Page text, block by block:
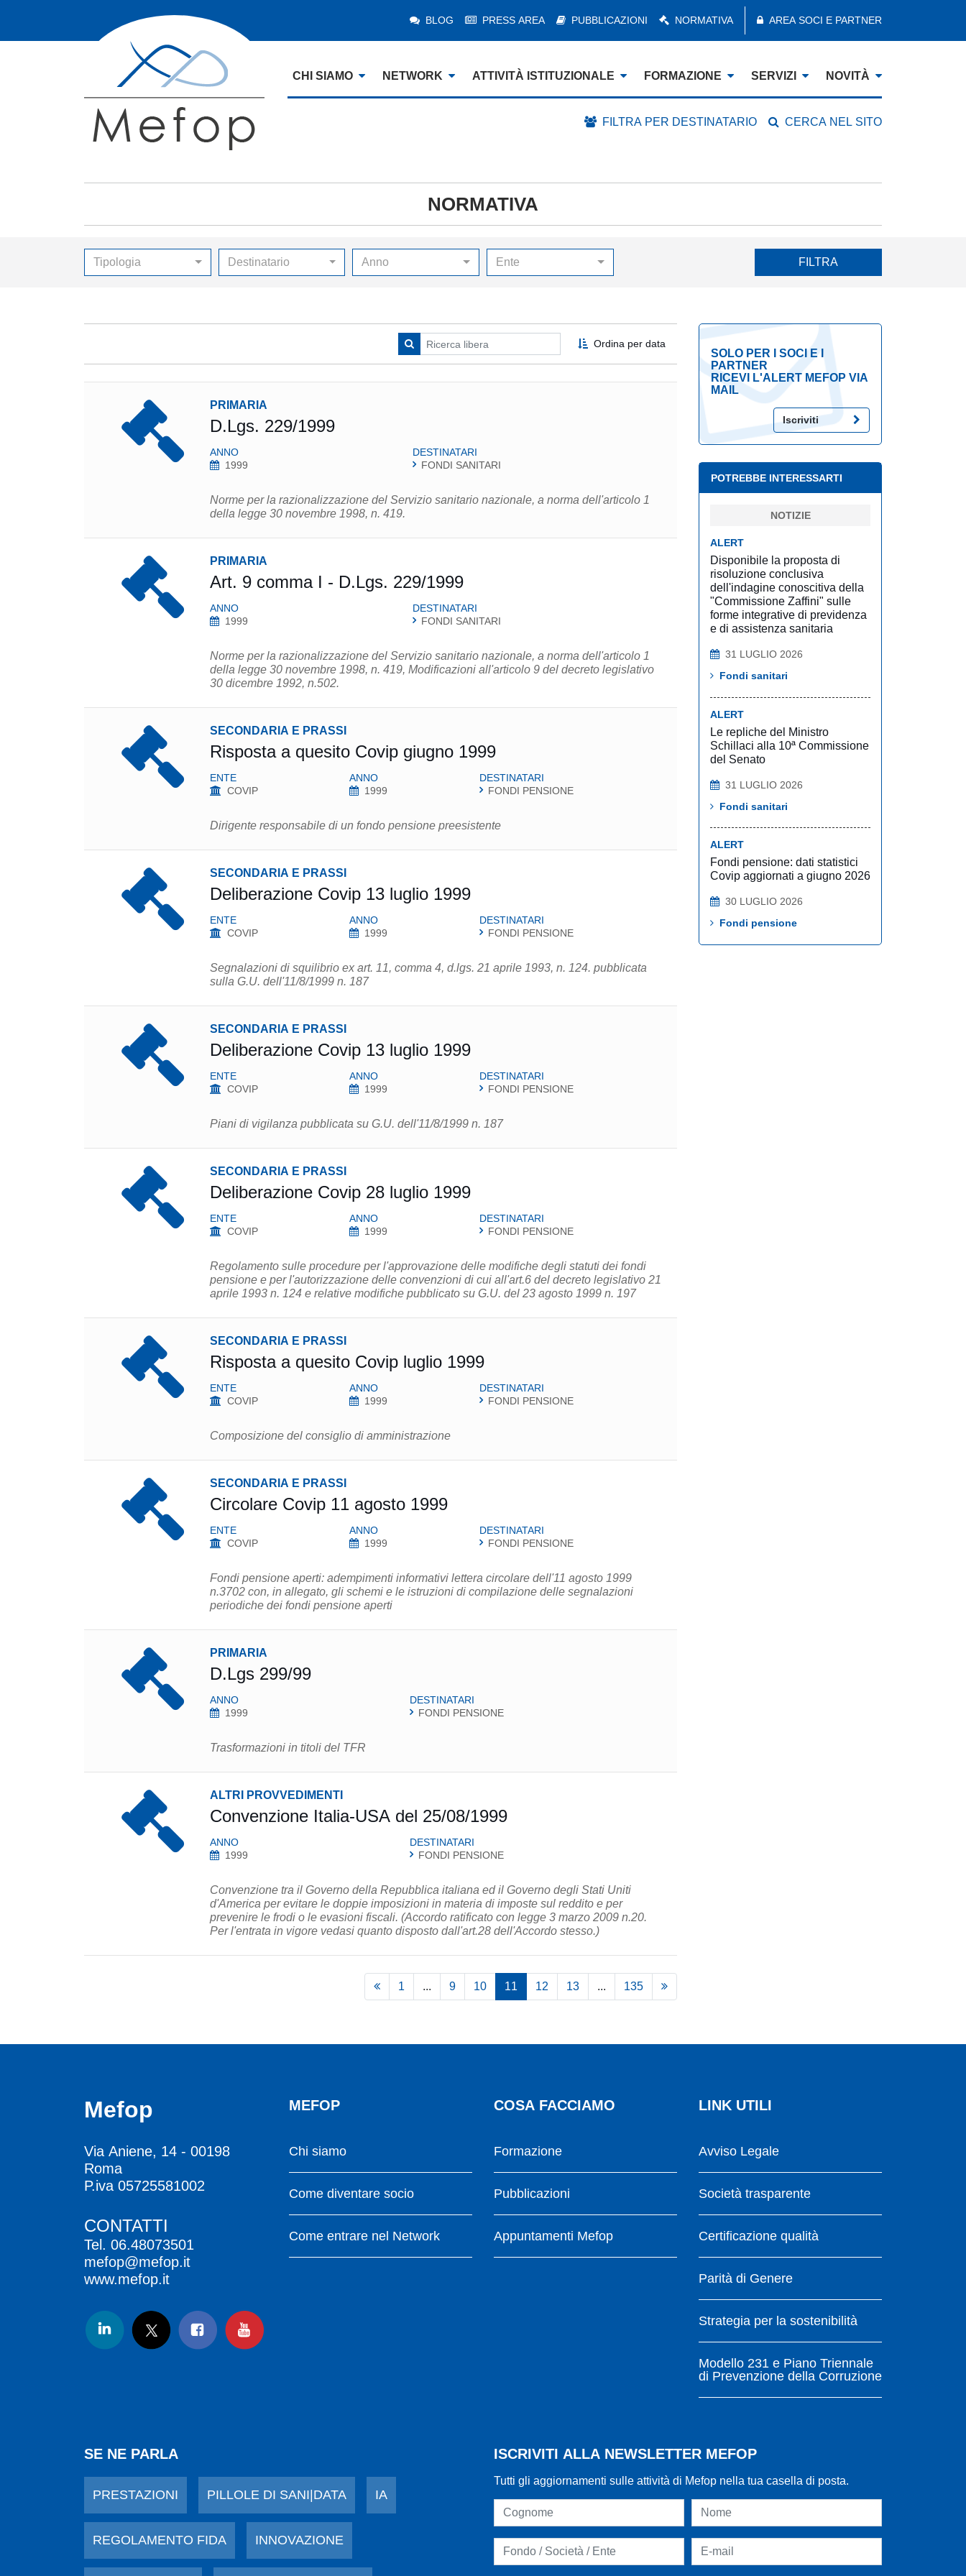
BLOG PRESS AREA PUBBLICAZIONI NORMATIVA AREA SOCI E PARTNER
CHI SIAMO NETWORK ATTIVITÀ ISTITUZIONALE FORMAZIONE SERVIZI NOVITÀ
FILTRA PER DESTINATARIO CERCA NEL SITO
NORMATIVA
Tipologia Destinatario Anno Ente FILTRA
Ordina per data
PRIMARIA
D.Lgs. 229/1999
ANNO
1999
DESTINATARI
FONDI SANITARI
Norme per la razionalizzazione del Servizio sanitario nazionale, a norma dell'articolo 1
della legge 30 novembre 1998, n. 419.
PRIMARIA
Art. 9 comma I - D.Lgs. 229/1999
ANNO
1999
DESTINATARI
FONDI SANITARI
Norme per la razionalizzazione del Servizio sanitario nazionale, a norma dell'articolo 1
della legge 30 novembre 1998, n. 419, Modificazioni all'articolo 9 del decreto legislativo
30 dicembre 1992, n.502.
SECONDARIA E PRASSI
Risposta a quesito Covip giugno 1999
ENTE
COVIP
ANNO
1999
DESTINATARI
FONDI PENSIONE
Dirigente responsabile di un fondo pensione preesistente
SECONDARIA E PRASSI
Deliberazione Covip 13 luglio 1999
ENTE
COVIP
ANNO
1999
DESTINATARI
FONDI PENSIONE
Segnalazioni di squilibrio ex art. 11, comma 4, d.lgs. 21 aprile 1993, n. 124. pubblicata
sulla G.U. dell'11/8/1999 n. 187
SECONDARIA E PRASSI
Deliberazione Covip 13 luglio 1999
ENTE
COVIP
ANNO
1999
DESTINATARI
FONDI PENSIONE
Piani di vigilanza pubblicata su G.U. dell'11/8/1999 n. 187
SECONDARIA E PRASSI
Deliberazione Covip 28 luglio 1999
ENTE
COVIP
ANNO
1999
DESTINATARI
FONDI PENSIONE
Regolamento sulle procedure per l'approvazione delle modifiche degli statuti dei fondi
pensione e per l'autorizzazione delle convenzioni di cui all'art.6 del decreto legislativo 21
aprile 1993 n. 124 e relative modifiche pubblicato su G.U. del 23 agosto 1999 n. 197
SECONDARIA E PRASSI
Risposta a quesito Covip luglio 1999
ENTE
COVIP
ANNO
1999
DESTINATARI
FONDI PENSIONE
Composizione del consiglio di amministrazione
SECONDARIA E PRASSI
Circolare Covip 11 agosto 1999
ENTE
COVIP
ANNO
1999
DESTINATARI
FONDI PENSIONE
Fondi pensione aperti: adempimenti informativi lettera circolare dell'11 agosto 1999
n.3702 con, in allegato, gli schemi e le istruzioni di compilazione delle segnalazioni
periodiche dei fondi pensione aperti
PRIMARIA
D.Lgs 299/99
ANNO
1999
DESTINATARI
FONDI PENSIONE
Trasformazioni in titoli del TFR
ALTRI PROVVEDIMENTI
Convenzione Italia-USA del 25/08/1999
ANNO
1999
DESTINATARI
FONDI PENSIONE
Convenzione tra il Governo della Repubblica italiana ed il Governo degli Stati Uniti
d'America per evitare le doppie imposizioni in materia di imposte sul reddito e per
prevenire le frodi o le evasioni fiscali. (Accordo ratificato con legge 3 marzo 2009 n.20.
Per l'entrata in vigore vedasi quanto disposto dall'art.28 dell'Accordo stesso.)
1 ... 9 10 11 12 13 ... 135
SOLO PER I SOCI E I
PARTNER
RICEVI L'ALERT MEFOP VIA
MAIL
Iscriviti
POTREBBE INTERESSARTI
NOTIZIE
ALERT
Disponibile la proposta di
risoluzione conclusiva
dell'indagine conoscitiva della
"Commissione Zaffini" sulle
forme integrative di previdenza
e di assistenza sanitaria
31 LUGLIO 2026
Fondi sanitari
ALERT
Le repliche del Ministro
Schillaci alla 10ª Commissione
del Senato
31 LUGLIO 2026
Fondi sanitari
ALERT
Fondi pensione: dati statistici
Covip aggiornati a giugno 2026
30 LUGLIO 2026
Fondi pensione
Mefop
Via Aniene, 14 - 00198
Roma
P.iva 05725581002
CONTATTI
Tel. 06.48073501
mefop@mefop.it
www.mefop.it
MEFOP
Chi siamo
Come diventare socio
Come entrare nel Network
COSA FACCIAMO
Formazione
Pubblicazioni
Appuntamenti Mefop
LINK UTILI
Avviso Legale
Società trasparente
Certificazione qualità
Parità di Genere
Strategia per la sostenibilità
Modello 231 e Piano Triennale
di Prevenzione della Corruzione
SE NE PARLA
PRESTAZIONI PILLOLE DI SANI|DATA IA
REGOLAMENTO FIDA INNOVAZIONE
ISCRIVITI ALLA NEWSLETTER MEFOP
Tutti gli aggiornamenti sulle attività di Mefop nella tua casella di posta.